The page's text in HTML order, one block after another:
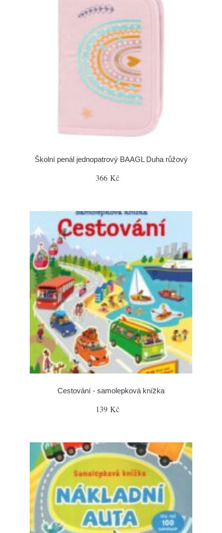
Školní penál jednopatrový BAAGL Duha růžový
366 Kč
Cestování - samolepková knížka
139 Kč